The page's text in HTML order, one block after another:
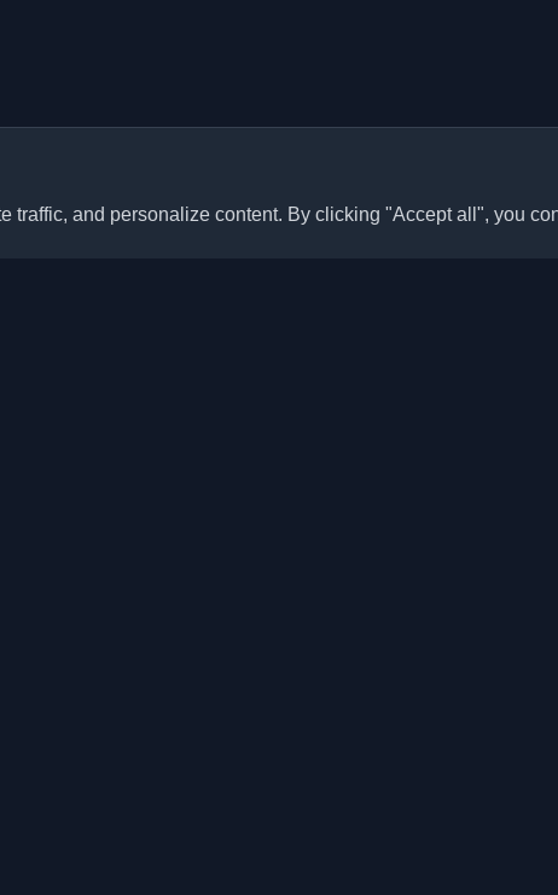
traffic, and personalize content. By clicking "Accept all", you